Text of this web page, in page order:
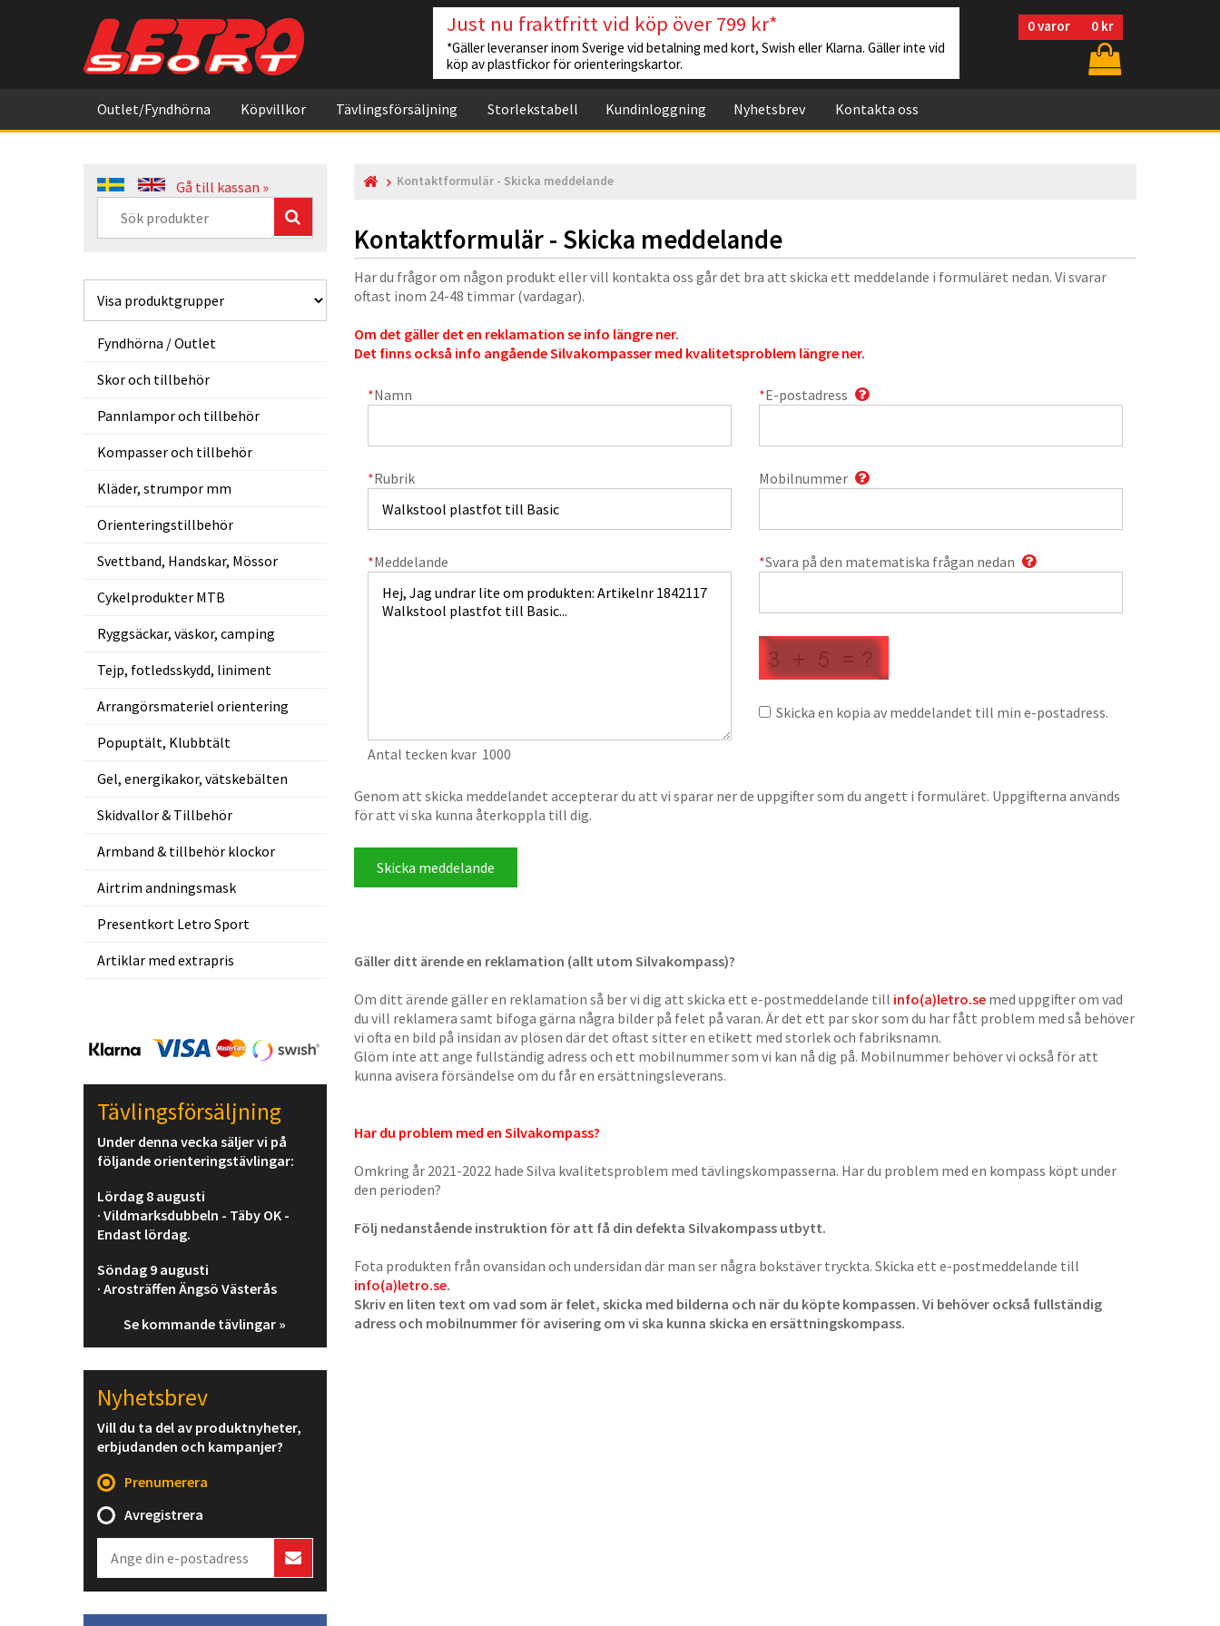
0varor 0 kr
Just nu fraktfritt vid köp över 799 kr*
*Gäller leveranser inom Sverige vid betalning med kort, Swish eller Klarna. Gäller inte vid
köp av plastfickor för orienteringskartor.
Outlet/Fyndhörna Köpvillkor Tävlingsförsäljning Storlekstabell Kundinloggning Nyhetsbrev Kontakta oss
Gå till kassan »
Fyndhörna / Outlet
Skor och tillbehör
Pannlampor och tillbehör
Kompasser och tillbehör
Kläder, strumpor mm
Orienteringstillbehör
Svettband, Handskar, Mössor
Cykelprodukter MTB
Ryggsäckar, väskor, camping
Tejp, fotledsskydd, liniment
Arrangörsmateriel orientering
Popuptält, Klubbtält
Gel, energikakor, vätskebälten
Skidvallor & Tillbehör
Armband & tillbehör klockor
Airtrim andningsmask
Presentkort Letro Sport
Artiklar med extrapris
Kontaktformulär - Skicka meddelande
Kontaktformulär - Skicka meddelande
Har du frågor om någon produkt eller vill kontakta oss går det bra att skicka ett meddelande i formuläret nedan. Vi svarar
oftast inom 24-48 timmar (vardagar).
Om det gäller det en reklamation se info längre ner.
Det finns också info angående Silvakompasser med kvalitetsproblem längre ner.
*Namn *E-postadress
*Rubrik Mobilnummer
*Meddelande
Antal tecken kvar 1000
*Svara på den matematiska frågan nedan
Skicka en kopia av meddelandet till min e-postadress.
Genom att skicka meddelandet accepterar du att vi sparar ner de uppgifter som du angett i formuläret. Uppgifterna används
för att vi ska kunna återkoppla till dig.
Gäller ditt ärende en reklamation (allt utom Silvakompass)?
Om ditt ärende gäller en reklamation så ber vi dig att skicka ett e-postmeddelande till info(a)letro.semed uppgifter om vad
du vill reklamera samt bifoga gärna några bilder på felet på varan. Är det ett par skor som du har fått problem med så behöver
vi ofta en bild på insidan av plösen där det oftast sitter en etikett med storlek och fabriksnamn.
Glöm inte att ange fullständig adress och ett mobilnummer som vi kan nå dig på. Mobilnummer behöver vi också för att
kunna avisera försändelse om du får en ersättningsleverans.
Har du problem med en Silvakompass?
Omkring år 2021-2022 hade Silva kvalitetsproblem med tävlingskompasserna. Har du problem med en kompass köpt under
den perioden?
Följ nedanstående instruktion för att få din defekta Silvakompass utbytt.
Fota produkten från ovansidan och undersidan där man ser några bokstäver tryckta. Skicka ett e-postmeddelande till
info(a)letro.se.
Skriv en liten text om vad som är felet, skicka med bilderna och när du köpte kompassen. Vi behöver också fullständig
adress och mobilnummer för avisering om vi ska kunna skicka en ersättningskompass.
Tävlingsförsäljning
Under denna vecka säljer vi på
följande orienteringstävlingar:
Lördag 8 augusti
· Vildmarksdubbeln - Täby OK -
Endast lördag.
Söndag 9 augusti
· Arosträffen Ängsö Västerås
Se kommande tävlingar »
Nyhetsbrev
Vill du ta del av produktnyheter,
erbjudanden och kampanjer?
Prenumerera
Avregistrera